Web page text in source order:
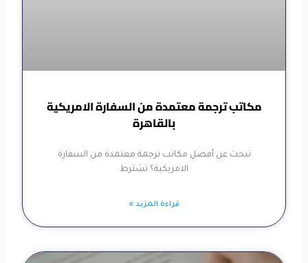
مكاتب ترجمة معتمدة من السفارة الامريكية
بالقاهرة
تبحث عن أفضل مكاتب ترجمة معتمدة من السفارة
الامريكية؟ تشترط
قراءة المزيد »